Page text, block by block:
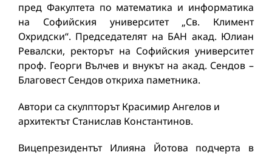
пред Факултета по математика и информатика
на Софийския университет „Св. Климент
Охридски“. Председателят на БАН акад. Юлиан
Ревалски, ректорът на Софийския университет
проф. Георги Вълчев и внукът на акад. Сендов –
Благовест Сендов откриха паметника.
Автори са скулпторът Красимир Ангелов и
архитектът Станислав Константинов.
Вицепрезидентът Илияна Йотова подчерта в